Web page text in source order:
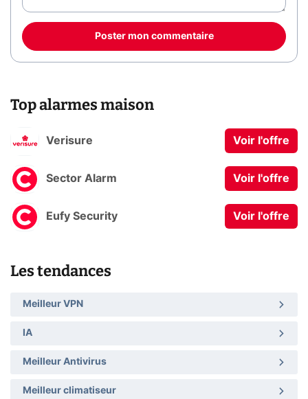
Poster mon commentaire
Top alarmes maison
Verisure Voir l'offre
Sector Alarm Voir l'offre
Eufy Security Voir l'offre
Les tendances
Meilleur VPN
IA
Meilleur Antivirus
Meilleur climatiseur